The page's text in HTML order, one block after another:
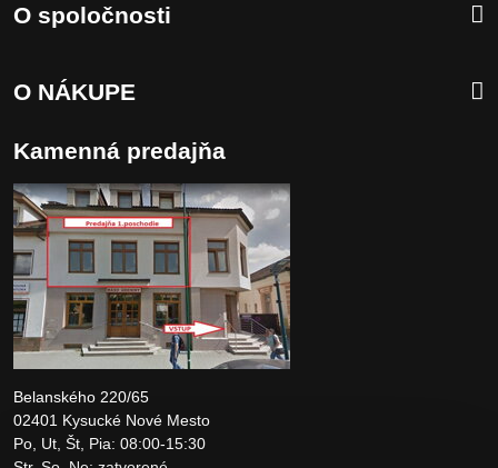
O spoločnosti
O NÁKUPE
Kamenná predajňa
Belanského 220/65
02401 Kysucké Nové Mesto
Po, Ut, Št, Pia: 08:00-15:30